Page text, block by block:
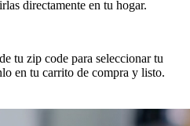
directamente en tu hogar.
tu zip code para seleccionar tu
en tu carrito de compra y listo.